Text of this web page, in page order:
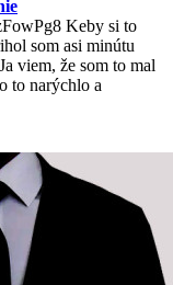
Keby si to
som asi minútu
viem, že som to mal
to narýchlo a